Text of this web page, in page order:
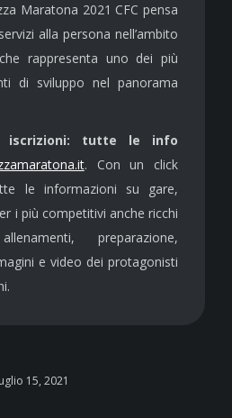
Maratona 2021 CFC pensa
alla persona nell’ambito
rappresenta uno dei più
di sviluppo nel panorama
iscrizioni: tutte le info
. Con un click
le informazioni su gare,
i più competitivi anche ricchi
preparazione,
e video dei protagonisti
15, 2021